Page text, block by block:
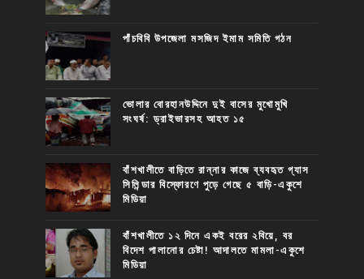
পাঁচবিবি উপজেলা মসজিদ ইমাম সমিতি গঠন
ভোলার বোরহানউদ্দিনে দুই বাসের মুখোমুখি
সংঘর্ষ: ড্রাইভারসহ আহত ১৫
বাঁশখালীতে বাড়িতে রান্নার কাজে ব্যবহৃত গ্যাস
সিলিন্ডার বিস্ফোরণে পুড়ে গেছে ৫ বাড়ি-একুশে
মিডিয়া
বাঁশখালীতে ১২ দিনে একই বরের ২বিয়ে, বর
বিদেশ পালানোর চেষ্টা! আদালতে মামলা-একুশে
মিডিয়া